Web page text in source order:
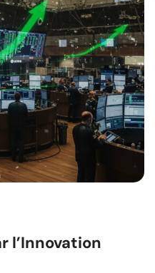
l’Innovation